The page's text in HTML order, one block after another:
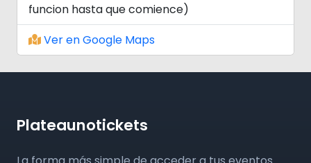
funcion hasta que comience)
Ver en Google Maps
Plateaunotickets